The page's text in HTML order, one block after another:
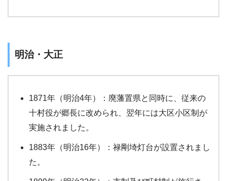
明治・大正
1871年（明治4年）：廃藩置県と同時に、従来の
十村役が郷長に改められ、翌年には大区小区制が
実施されました。
1883年（明治16年）：禄剛埼灯台が設置されまし
た。